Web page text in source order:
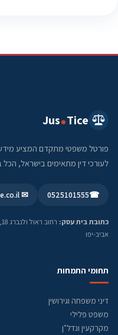
Jus Tice
פורטל משפטי מתקדם המציע מידע
לעורכי דין מתאימים בישראל,
☎
0525101555
✉ info@jus-tice.co.il
כתובת בית עסק:
אביב-יפו
תחומי התמחות
דיני משפחה וגירושין
משפט פלילי
מקרקעין ונדל"ן